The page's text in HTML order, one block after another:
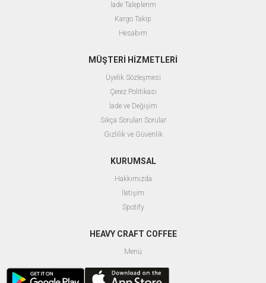
İade Taleplerim
Kargo Takip
Hesabım
MÜŞTERİ HİZMETLERİ
Üyelik Sözleşmesi
Çerez Politikası
İade ve Değişim
Sıkça Sorulan Sorular
Gizlilik ve Güvenlik
KURUMSAL
Hakkımızda
İletişim
Spotify
HEAVY CRAFT COFFEE
Menü